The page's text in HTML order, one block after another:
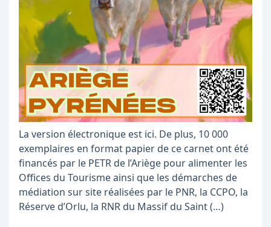
La version électronique est ici. De plus, 10 000
exemplaires en format papier de ce carnet ont été
financés par le PETR de l’Ariège pour alimenter les
Offices du Tourisme ainsi que les démarches de
médiation sur site réalisées par le PNR, la CCPO, la
Réserve d’Orlu, la RNR du Massif du Saint (…)